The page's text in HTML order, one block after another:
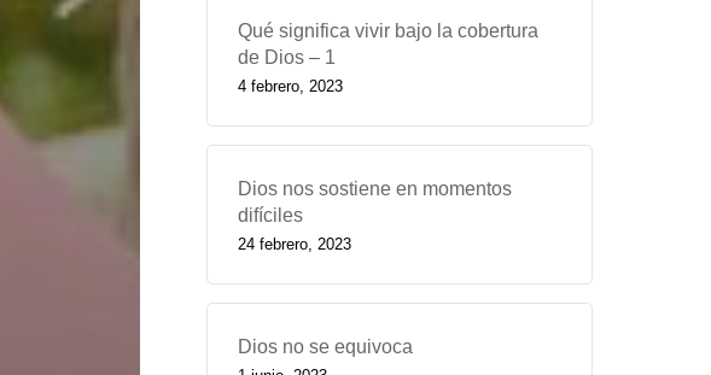
Qué significa vivir bajo la cobertura
de Dios – 1
4 febrero, 2023
Dios nos sostiene en momentos
difíciles
24 febrero, 2023
Dios no se equivoca